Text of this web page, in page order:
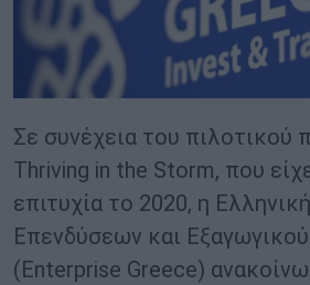
Σε συνέχεια του πιλοτικού
Thriving in the Storm, που
επιτυχία το 2020, η
Επενδύσεων και
(Enterprise Greece)